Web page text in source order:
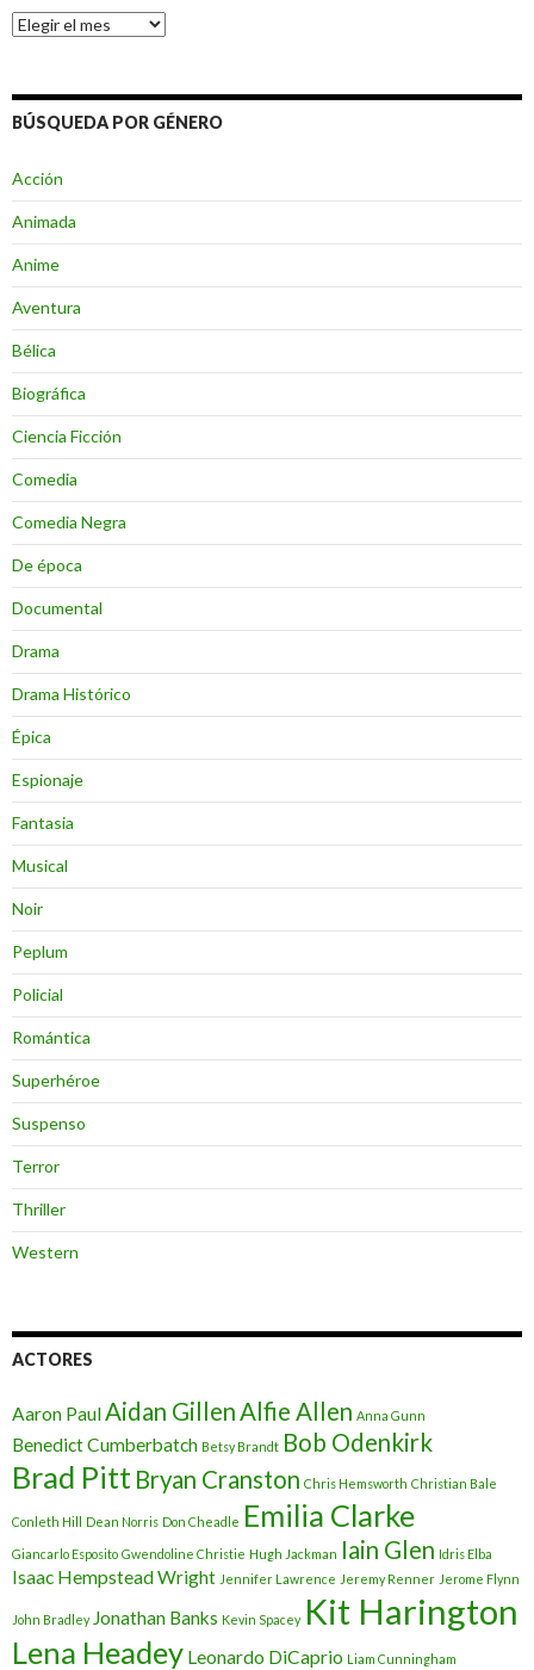
Archivos
BÚSQUEDA POR GÉNERO
Acción
Animada
Anime
Aventura
Bélica
Biográfica
Ciencia Ficción
Comedia
Comedia Negra
De época
Documental
Drama
Drama Histórico
Épica
Espionaje
Fantasia
Musical
Noir
Peplum
Policial
Romántica
Superhéroe
Suspenso
Terror
Thriller
Western
ACTORES
Aaron Paul Aidan Gillen Alfie Allen Anna Gunn
Benedict Cumberbatch Betsy Brandt Bob Odenkirk
Brad Pitt Bryan Cranston Chris Hemsworth Christian Bale
Conleth Hill Dean Norris Don Cheadle Emilia Clarke
Giancarlo Esposito Gwendoline Christie Hugh Jackman Iain Glen Idris Elba
Isaac Hempstead Wright Jennifer Lawrence Jeremy Renner Jerome Flynn
John Bradley Jonathan Banks Kevin Spacey Kit Harington
Lena Headey Leonardo DiCaprio Liam Cunningham